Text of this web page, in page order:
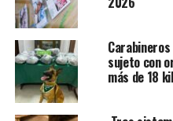
sujeto con
más de 18